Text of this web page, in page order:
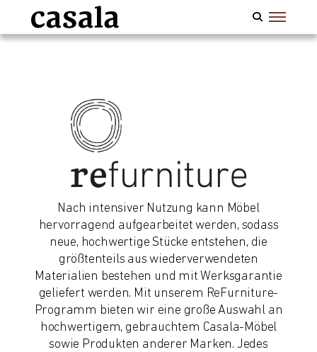
Nach intensiver Nutzung kann Möbel
hervorragend aufgearbeitet werden, sodass
neue, hochwertige Stücke entstehen, die
größtenteils aus wiederverwendeten
Materialien bestehen und mit Werksgarantie
geliefert werden. Mit unserem ReFurniture-
Programm bieten wir eine große Auswahl an
hochwertigem, gebrauchtem Casala-Möbel
sowie Produkten anderer Marken. Jedes